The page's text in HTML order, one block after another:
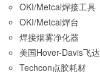
OKI/Metcal焊接工具
OKI/Metcal焊台
焊接烟雾净化器
美国Hover-Davis飞达
Techcon点胶耗材